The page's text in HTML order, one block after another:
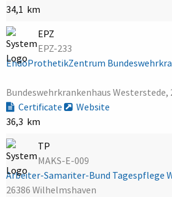
34,1 km
EPZ
EPZ-233
EndoProthetikZentrum
Bundeswehrkrankenhaus Westerstede,
Certificate
Website
36,3 km
TP
MAKS-E-009
Arbeiter-Samariter-Bund Tagespflege
26386 Wilhelmshaven